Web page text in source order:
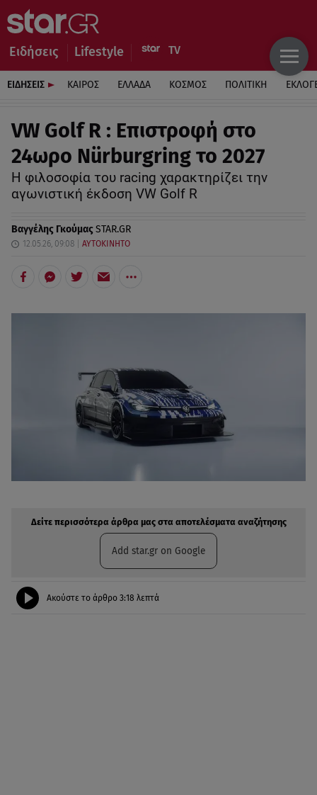
Ειδήσεις Lifestyle
ΕΙΔΗΣΕΙΣ ΚΑΙΡΟΣ ΕΛΛΑΔΑ ΚΟΣΜΟΣ ΠΟΛΙΤΙΚΗ
VW Golf R : Επιστροφή στο
24ωρο Nürburgring το 2027
Η φιλοσοφία του racing χαρακτηρίζει την
αγωνιστική έκδοση VW Golf R
Βαγγέλης ΓκούμαςSTAR.GR
12.05.26, 09:08 ΑΥΤΟΚΙΝΗΤΟ
Δείτε περισσότερα άρθρα μας στα αποτελέσματα αναζήτησης
Add star.gr on Google
Ακούστε το άρθρο 3:18 λεπτά